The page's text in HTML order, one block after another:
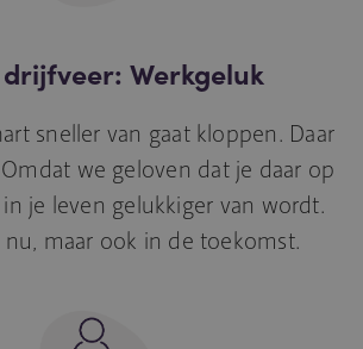
Werkgeluk
sneller van gaat kloppen. Daar
we geloven dat je daar op
je leven gelukkiger van wordt.
nu, maar ook in de toekomst.